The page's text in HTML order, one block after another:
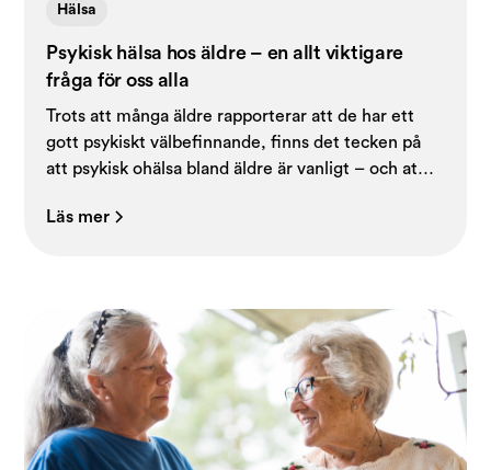
Hälsa
Psykisk hälsa hos äldre – en allt viktigare
fråga för oss alla
Trots att många äldre rapporterar att de har ett
gott psykiskt välbefinnande, finns det tecken på
att psykisk ohälsa bland äldre är vanligt – och att
Läs mer